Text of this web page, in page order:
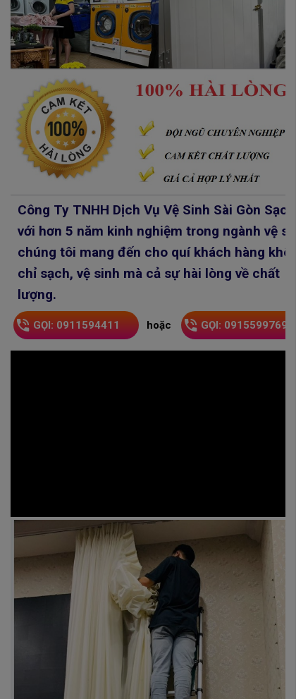
Công Ty TNHH Dịch Vụ Vệ Sinh Sài Gòn Sạch
với hơn 5 năm kinh nghiệm trong ngành vệ
chúng tôi mang đến cho quí khách hàng
chỉ sạch, vệ sinh mà cả sự hài lòng về chất
lượng.
GỌI: 0911594411 GỌI: 0915599769
hoặc